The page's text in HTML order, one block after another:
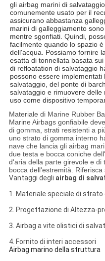
gli airbag marini di
comunemente usato per il
assicurano abbastanza
marini di galleggiamento
mentre sgonfiati. Quindi,
facilmente quando lo spazio
dell'acqua. Possiamo fornire
esatta di tonnellata basata
di refloatation di salvataggio
possono essere
salvataggio, del ponte di
salvataggio e rimuovere
uso come dispositivo
Materiale di Marine Rubber
Marine Airbags gonfiabile
di gomma, strati resistenti a
uno strato di gomma interno
nave che lancia gli airbag
due testa e bocca coniche
d'aria della parte girevole e di
bocca dell'estremità. Riferisca
Vantaggi degli airbag di
1. Materiale speciale di
2. Progettazione di Altezza-
3. Airbag a vite olistici di
4. Fornito di interi accessori
Airbag marino della struttura